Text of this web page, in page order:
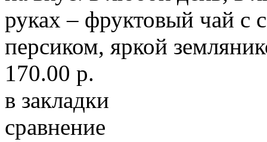
руках – фруктовый чай
персиком, яркой
170.00 р.
в закладки
сравнение